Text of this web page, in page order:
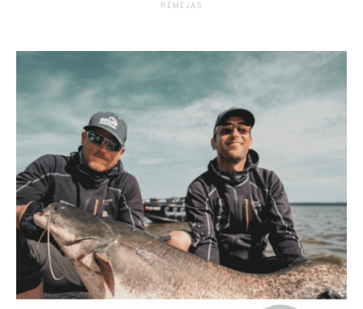
RĖMĖJAS